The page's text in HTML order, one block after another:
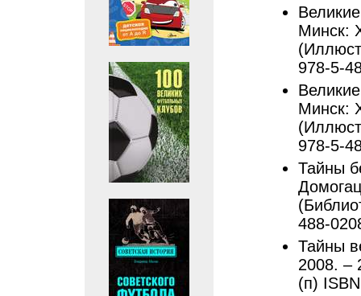
Минск:
978-5-
Минск:
978-5-
Тайны
488-
Тайны
2008. –
(п)